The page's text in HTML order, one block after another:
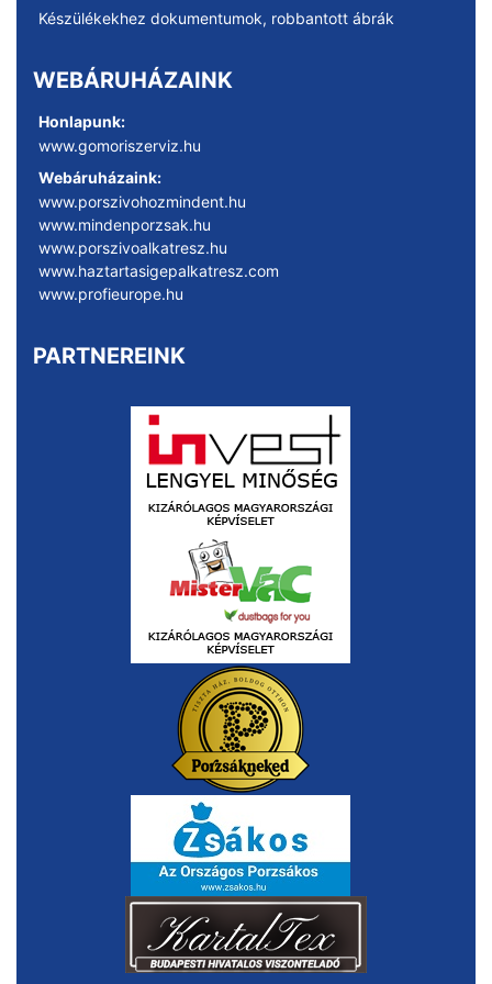
Készülékekhez dokumentumok, robbantott ábrák
WEBÁRUHÁZAINK
Honlapunk:
www.gomoriszerviz.hu
Webáruházaink:
www.porszivohozmindent.hu
www.mindenporzsak.hu
www.porszivoalkatresz.hu
www.haztartasigepalkatresz.com
www.profieurope.hu
PARTNEREINK